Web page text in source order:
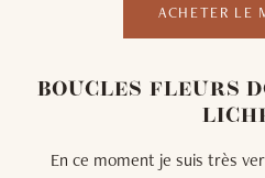
ACHETER LE
BOUCLES FLEURS
En ce moment je suis très